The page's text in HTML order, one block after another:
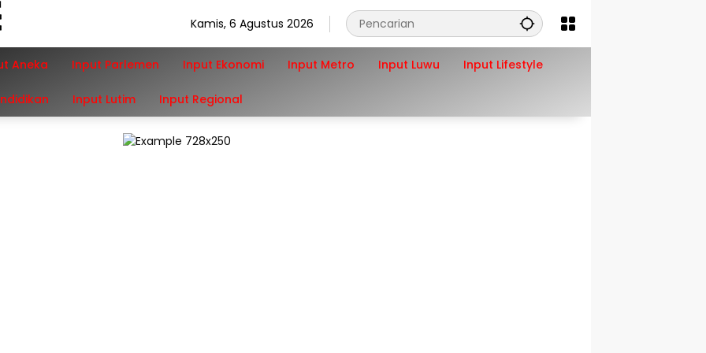
Kamis, 6 Agustus 2026
Aneka Input Parlemen Input Ekonomi Input Metro Input Luwu Input Lifestyle
Input Lutim Input Regional